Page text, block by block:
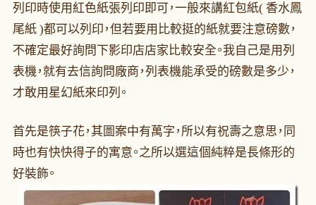
列印時使用紅色紙張列印即可，一般來講紅包紙( 香水鳳
尾紙 )都可以列印，但若要用比較挺的紙就要注意磅數，
不確定最好詢問下影印店店家比較安全。我自己是用列
表機，就有去信詢問廠商，列表機能承受的磅數是多少，
才敢用星幻紙來印列。
首先是筷子花，其圖案中有萬字，所以有祝壽之意思，同
時也有快快得子的寓意。之所以選這個純粹是長條形的
好裝飾。